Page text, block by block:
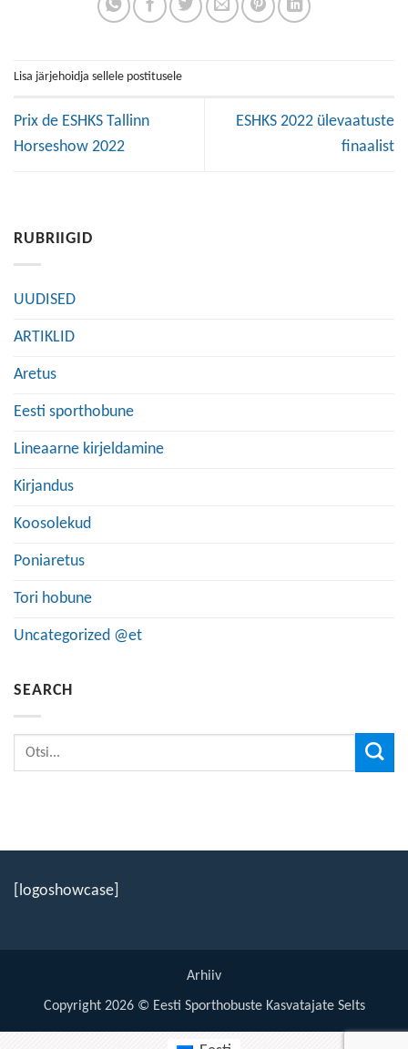
Lisa järjehoidja sellele postitusele
Prix de ESHKS Tallinn
Horseshow 2022
ESHKS 2022 ülevaatuste
finaalist
RUBRIIGID
UUDISED
ARTIKLID
Aretus
Eesti sporthobune
Lineaarne kirjeldamine
Kirjandus
Koosolekud
Poniaretus
Tori hobune
Uncategorized @et
SEARCH
[logoshowcase]
Arhiiv
Copyright 2026 © Eesti Sporthobuste Kasvatajate Selts